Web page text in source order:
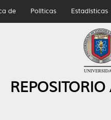
de Políticas Estadísticas